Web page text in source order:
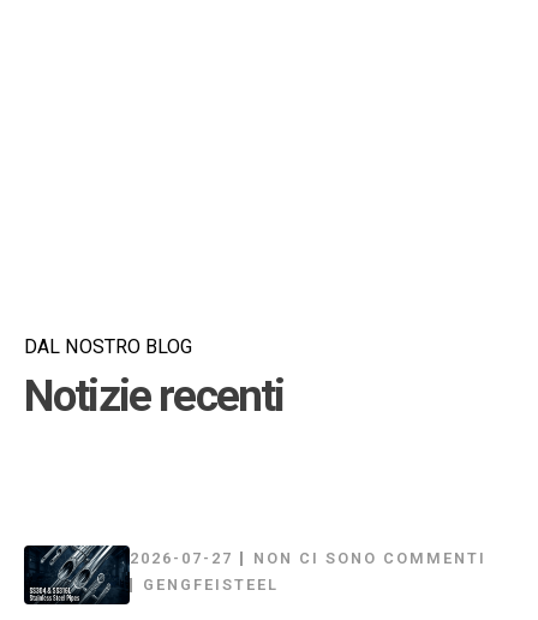
DAL NOSTRO BLOG
Notizie recenti
2026-07-27
NON CI SONO COMMENTI
GENGFEISTEEL